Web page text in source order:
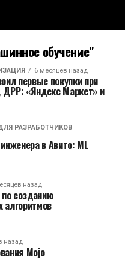
обучение"
6 месяцев назад
первые покупки при
ДРР: «Яндекс Маркет» и
РАЗРАБОТЧИКОВ
в Авито: ML
назад
по созданию
алгоритмов
назад
Mojo